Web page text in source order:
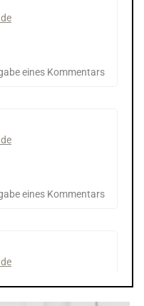
eines Kommentars
eines Kommentars